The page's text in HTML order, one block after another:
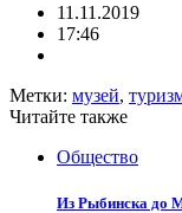
11.11.2019
17:46
Метки: музей,
Читайте также
Общество
Из Рыбинска до